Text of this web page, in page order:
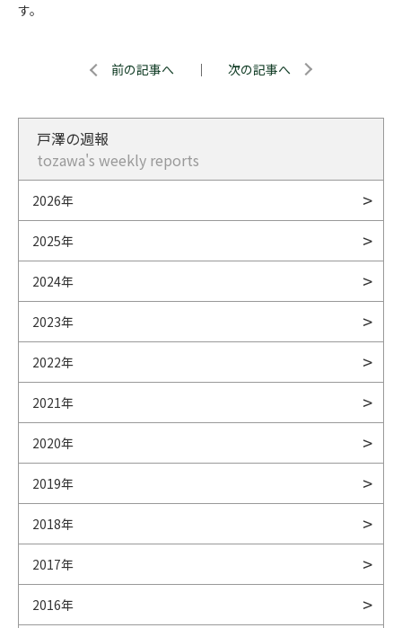
す。
前の記事へ ｜ 次の記事へ
戸澤の週報
tozawa's weekly reports
2026年
2025年
2024年
2023年
2022年
2021年
2020年
2019年
2018年
2017年
2016年